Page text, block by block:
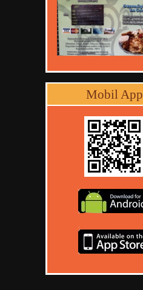
Mobil App